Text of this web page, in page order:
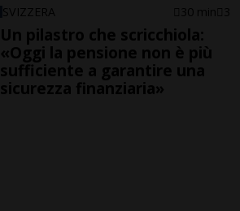
SVIZZERA 30 min 3
Un pilastro che scricchiola:
«Oggi la pensione non è più
sufficiente a garantire una
sicurezza finanziaria»